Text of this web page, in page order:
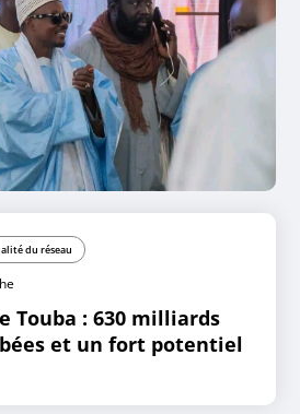
du réseau
Touba : 630 milliards
et un fort potentiel